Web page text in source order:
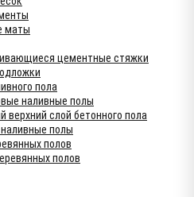
маты
цементные стяжки
пола
наливные полы
верхний слой бетонного пола
полы
полов
полов